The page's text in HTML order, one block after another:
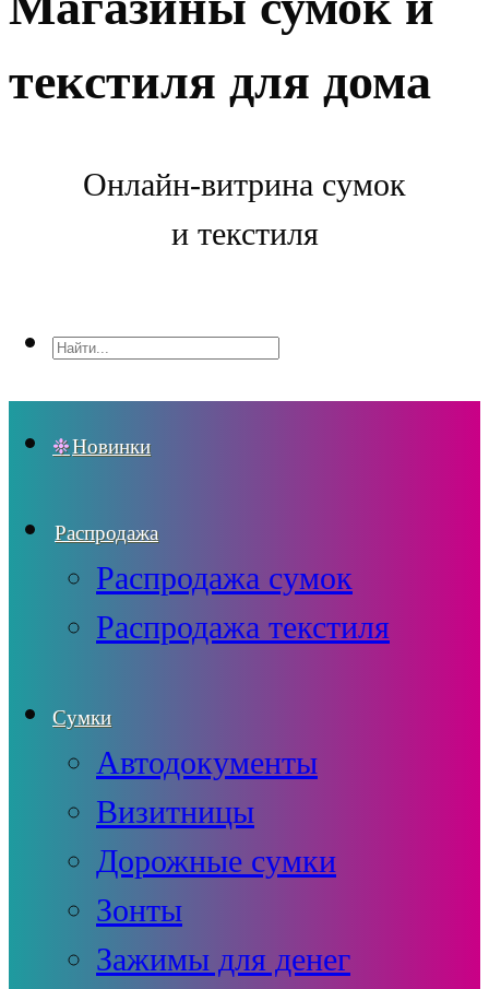
текстиля для дома
Онлайн-витрина сумок
и текстиля
Новинки
Распродажа
Распродажа сумок
Распродажа текстиля
Сумки
Автодокументы
Визитницы
Дорожные сумки
Зонты
Зажимы для денег